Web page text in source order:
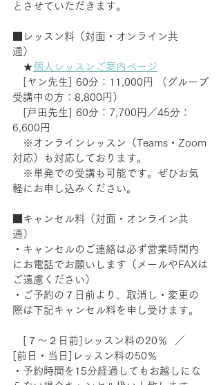
とさせていただきます。
■レッスン料（対面・オンライン共
通）
★個人レッスンご案内ページ
[ヤン先生] 60分：11,000円 （グループ
受講中の方：8,800円）
[戸田先生] 60分：7,700円／45分：
6,600円
※オンラインレッスン（Teams・Zoom
対応）も対応しております。
※単発での受講も可能です。ぜひお気
軽にお申し込みください。
■キャンセル料（対面・オンライン共
通）
・キャンセルのご連絡は必ず営業時間内
にお電話でお願いします（メールやFAXは
ご遠慮ください）
・ご予約の７日前より、取消し・変更の
際は下記キャンセル料を申し受けます。
[７～２日前]レッスン料の20％  ／
[前日・当日]レッスン料の50％
・予約時間を15分経過してもお越しにな